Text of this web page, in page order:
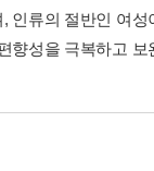
인류의 절반인 여성
향성을 극복하고 보